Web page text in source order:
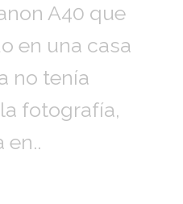
A40 que
en una casa
no tenía
fotografía,
en..